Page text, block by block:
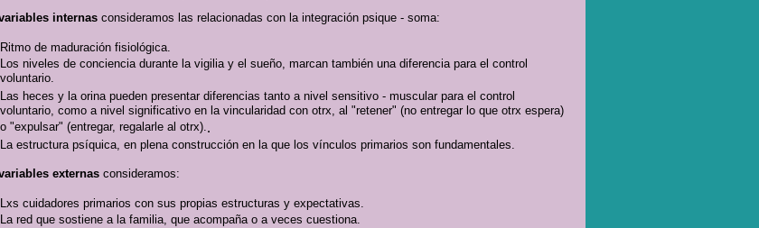
internas consideramos las relacionadas con la integración psique - soma:
Ritmo de maduración fisiológica.
Los niveles de conciencia durante la vigilia y el sueño, marcan también una diferencia para el control
voluntario.
Las heces y la orina pueden presentar diferencias tanto a nivel sensitivo - muscular para el control
voluntario, como a nivel significativo en la vincularidad con otrx, al "retener" (no entregar lo que otrx espera)
o "expulsar" (entregar, regalarle al otrx)..
La estructura psíquica, en plena construcción en la que los vínculos primarios son fundamentales.
externas consideramos:
Lxs cuidadores primarios con sus propias estructuras y expectativas.
La red que sostiene a la familia, que acompaña o a veces cuestiona.